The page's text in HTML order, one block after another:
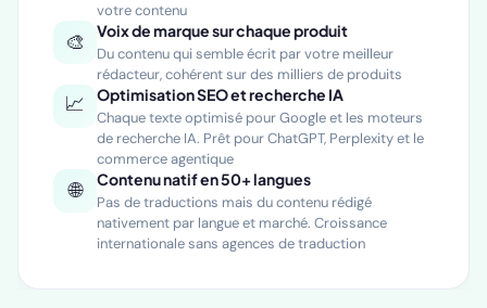
votre contenu
🎨 Voix de marque sur chaque produit
Du contenu qui semble écrit par votre meilleur
rédacteur, cohérent sur des milliers de produits
📈 Optimisation SEO et recherche IA
Chaque texte optimisé pour Google et les moteurs
de recherche IA. Prêt pour ChatGPT, Perplexity et le
commerce agentique
🌐 Contenu natif en 50+ langues
Pas de traductions mais du contenu rédigé
nativement par langue et marché. Croissance
internationale sans agences de traduction